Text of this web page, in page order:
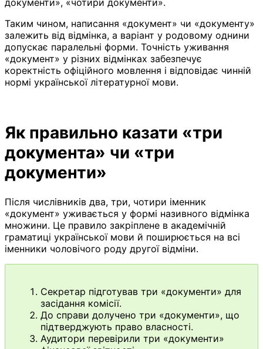
Таким чином, написання «документ» чи «документу»
залежить від відмінка, а варіант у родовому однини
допускає паралельні форми. Точність уживання
«документ» у різних відмінках забезпечує
коректність офіційного мовлення і відповідає чинній
нормі української літературної мови.
Як правильно казати «три
документа» чи «три
документи»
Після числівників два, три, чотири іменник
«документ» уживається у формі називного відмінка
множини. Це правило закріплене в академічній
граматиці української мови й поширюється на всі
іменники чоловічого роду другої відміни.
Секретар підготував три «документи» для
засідання комісії.
До справи долучено три «документи», що
підтверджують право власності.
Аудитори перевірили три «документи»